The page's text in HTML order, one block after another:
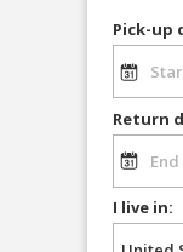
Pick-up
Return
I live in: